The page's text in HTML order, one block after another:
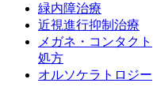
緑内障治療
近視進行抑制治療
メガネ・コンタクト
処方
オルソケラトロジー